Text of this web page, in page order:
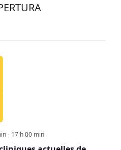
- 17 h 00 min